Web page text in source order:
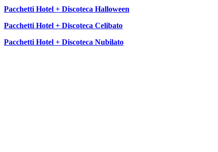
Pacchetti Hotel + Discoteca Halloween
Pacchetti Hotel + Discoteca Celibato
Pacchetti Hotel + Discoteca Nubilato